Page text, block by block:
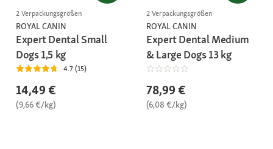
2 Verpackungsgrößen
ROYAL CANIN
Expert Dental Small
Dogs 1,5 kg
4.7 (15)
14,49 €
(9,66 €/kg)
2 Verpackungsgrößen
ROYAL CANIN
Expert Dental Medium
& Large Dogs 13 kg
78,99 €
(6,08 €/kg)